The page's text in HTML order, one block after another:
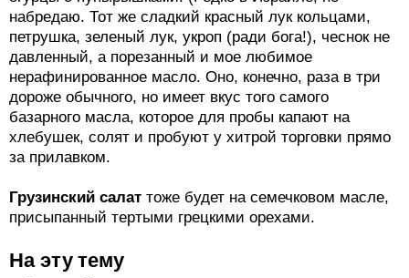
набредаю. Тот же сладкий красный лук кольцами,
петрушка, зеленый лук, укроп (ради бога!), чеснок не
давленный, а порезанный и мое любимое
нерафинированное масло. Оно, конечно, раза в три
дороже обычного, но имеет вкус того самого
базарного масла, которое для пробы капают на
хлебушек, солят и пробуют у хитрой торговки прямо
за прилавком.
Грузинский салат тоже будет на семечковом масле,
присыпанный тертыми грецкими орехами.
На эту тему